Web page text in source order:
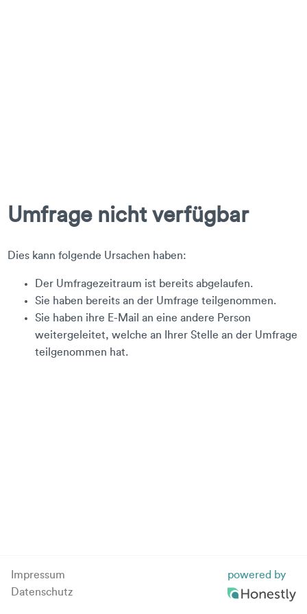
Umfrage nicht verfügbar
Dies kann folgende Ursachen haben:
Der Umfragezeitraum ist bereits abgelaufen.
Sie haben bereits an der Umfrage teilgenommen.
Sie haben ihre E-Mail an eine andere Person
weitergeleitet, welche an Ihrer Stelle an der Umfrage
teilgenommen hat.
Impressum
Datenschutz
powered by